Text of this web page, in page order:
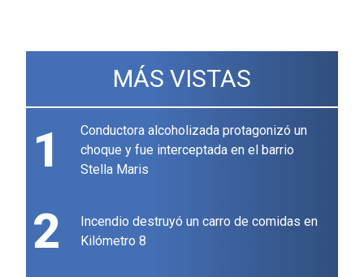
MÁS VISTAS
1
Conductora alcoholizada protagonizó un
choque y fue interceptada en el barrio
Stella Maris
2
Incendio destruyó un carro de comidas en
Kilómetro 8